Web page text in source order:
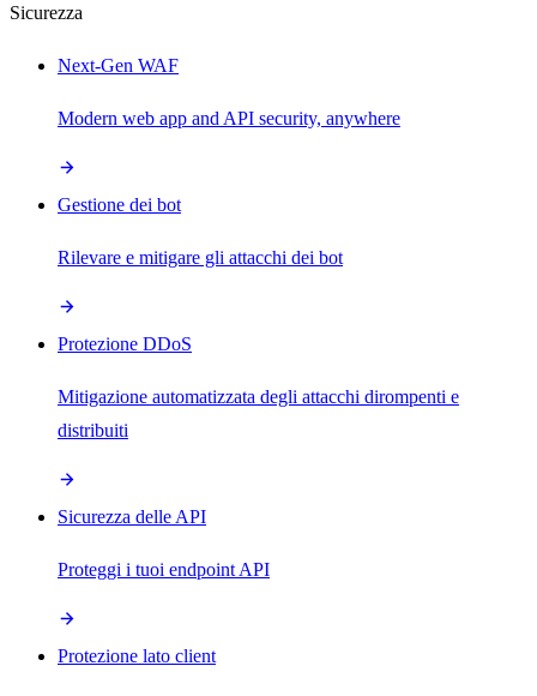
Sicurezza
Next-Gen WAF
Modern web app and API security, anywhere
Gestione dei bot
Rilevare e mitigare gli attacchi dei bot
Protezione DDoS
Mitigazione automatizzata degli attacchi dirompenti e
distribuiti
Sicurezza delle API
Proteggi i tuoi endpoint API
Protezione lato client